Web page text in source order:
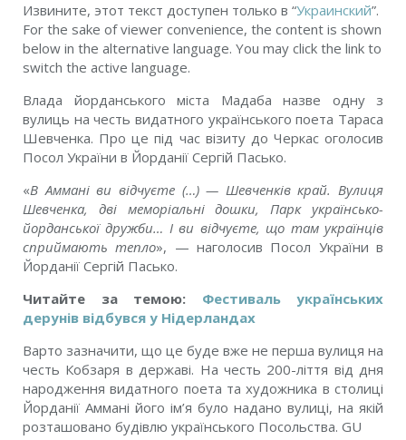
Извините, этот текст доступен только в “Украинский”.
For the sake of viewer convenience, the content is shown
below in the alternative language. You may click the link to
switch the active language.
Влада йорданського міста Мадаба назве одну з
вулиць на честь видатного українського поета Тараса
Шевченка. Про це під час візиту до Черкас оголосив
Посол України в Йорданії Сергій Пасько.
«В Аммані ви відчуєте (…) — Шевченків край. Вулиця
Шевченка, дві меморіальні дошки, Парк українсько-
йорданської дружби… І ви відчуєте, що там українців
сприймають тепло», — наголосив Посол України в
Йорданії Сергій Пасько.
Читайте за темою: Фестиваль українських
дерунів відбувся у Нідерландах
Варто зазначити, що це буде вже не перша вулиця на
честь Кобзаря в державі. На честь 200-ліття від дня
народження видатного поета та художника в столиці
Йорданії Аммані його ім’я було надано вулиці, на якій
розташовано будівлю українського Посольства. GU